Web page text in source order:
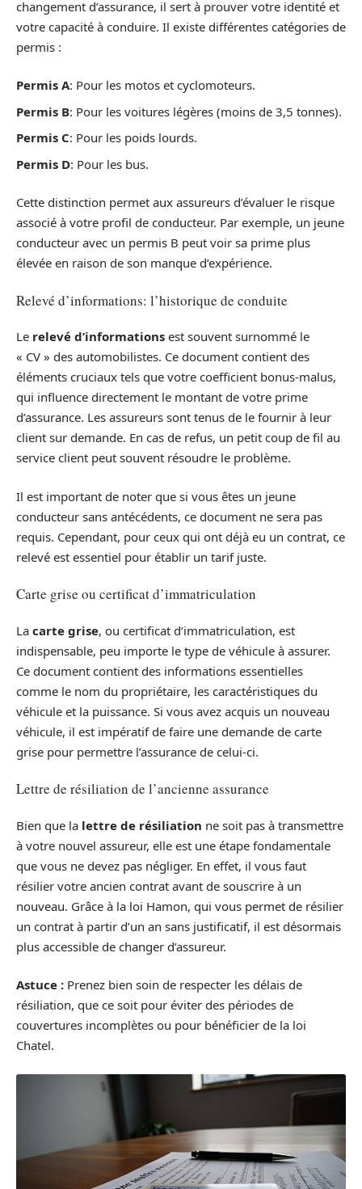
changement d’assurance, il sert à prouver votre identité et
votre capacité à conduire. Il existe différentes catégories de
permis :
Permis A: Pour les motos et cyclomoteurs.
Permis B: Pour les voitures légères (moins de 3,5 tonnes).
Permis C: Pour les poids lourds.
Permis D: Pour les bus.
Cette distinction permet aux assureurs d’évaluer le risque
associé à votre profil de conducteur. Par exemple, un jeune
conducteur avec un permis B peut voir sa prime plus
élevée en raison de son manque d’expérience.
Relevé d’informations: l’historique de conduite
Le relevé d’informations est souvent surnommé le
« CV » des automobilistes. Ce document contient des
éléments cruciaux tels que votre coefficient bonus-malus,
qui influence directement le montant de votre prime
d’assurance. Les assureurs sont tenus de le fournir à leur
client sur demande. En cas de refus, un petit coup de fil au
service client peut souvent résoudre le problème.
Il est important de noter que si vous êtes un jeune
conducteur sans antécédents, ce document ne sera pas
requis. Cependant, pour ceux qui ont déjà eu un contrat, ce
relevé est essentiel pour établir un tarif juste.
Carte grise ou certificat d’immatriculation
La carte grise, ou certificat d’immatriculation, est
indispensable, peu importe le type de véhicule à assurer.
Ce document contient des informations essentielles
comme le nom du propriétaire, les caractéristiques du
véhicule et la puissance. Si vous avez acquis un nouveau
véhicule, il est impératif de faire une demande de carte
grise pour permettre l’assurance de celui-ci.
Lettre de résiliation de l’ancienne assurance
Bien que la lettre de résiliation ne soit pas à transmettre
à votre nouvel assureur, elle est une étape fondamentale
que vous ne devez pas négliger. En effet, il vous faut
résilier votre ancien contrat avant de souscrire à un
nouveau. Grâce à la loi Hamon, qui vous permet de résilier
un contrat à partir d’un an sans justificatif, il est désormais
plus accessible de changer d’assureur.
Astuce : Prenez bien soin de respecter les délais de
résiliation, que ce soit pour éviter des périodes de
couvertures incomplètes ou pour bénéficier de la loi
Chatel.